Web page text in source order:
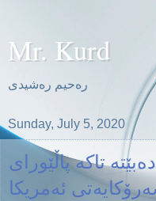
Mr. Kurd
ره‌حیم ره‌شیدی
Sunday, July 5, 2020
تاكه‌ پاڵێورای
ئه‌مریكا